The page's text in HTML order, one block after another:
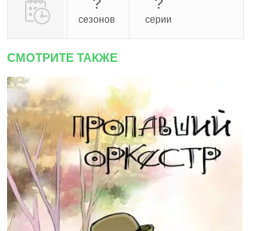
сезонов серии
СМОТРИТЕ ТАКЖЕ